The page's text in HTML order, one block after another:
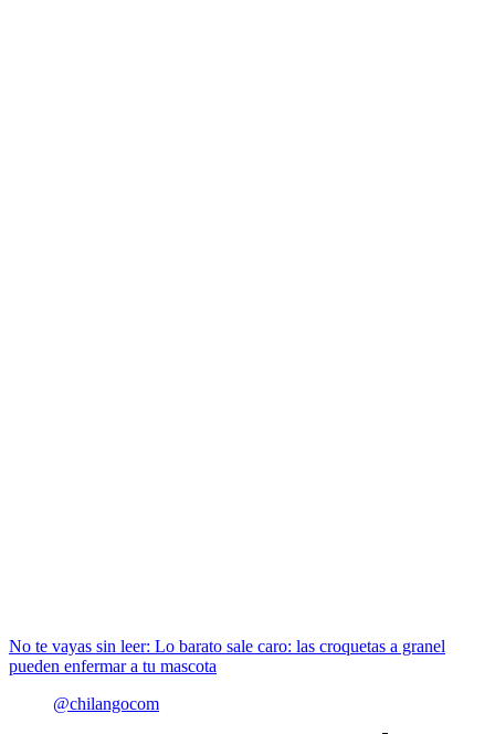
No te vayas sin leer: Lo barato sale caro: las croquetas a granel
pueden enfermar a tu mascota
@chilangocom